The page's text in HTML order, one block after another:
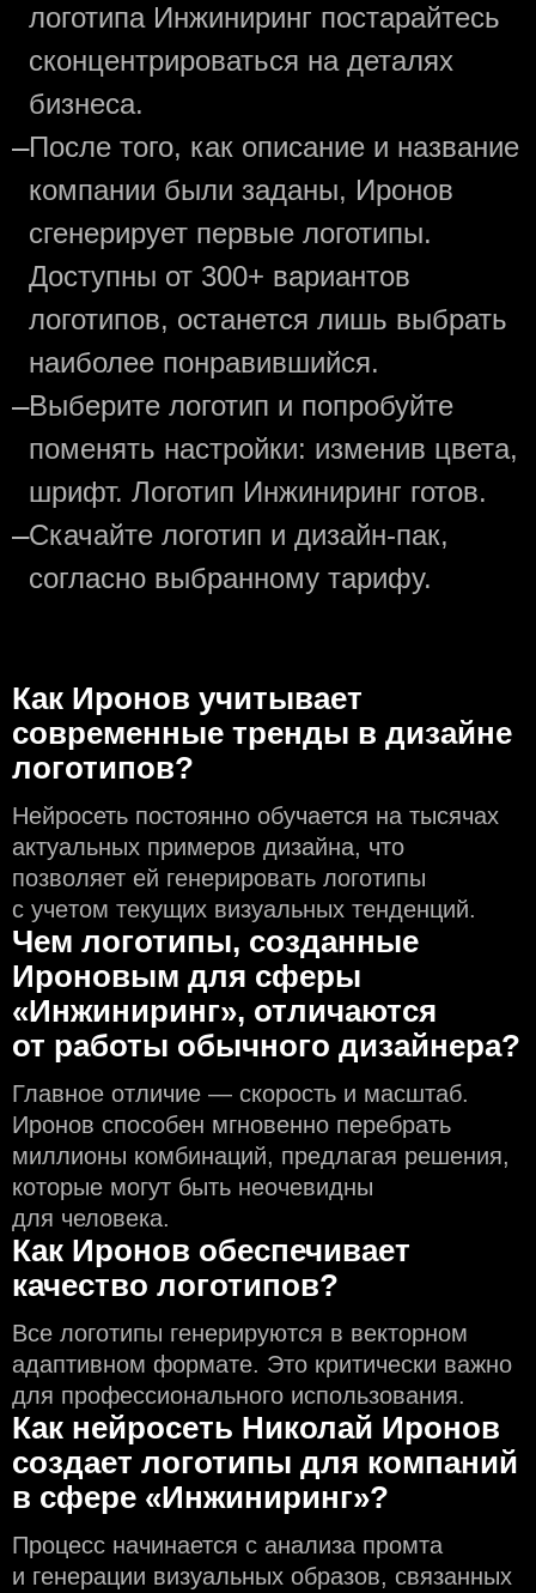
логотипа Инжиниринг постарайтесь
сконцентрироваться на деталях
бизнеса.
—После того, как описание и название
компании были заданы, Иронов
сгенерирует первые логотипы.
Доступны от 300+ вариантов
логотипов, останется лишь выбрать
наиболее понравившийся.
—Выберите логотип и попробуйте
поменять настройки: изменив цвета,
шрифт. Логотип Инжиниринг готов.
—Скачайте логотип и дизайн-пак,
согласно выбранному тарифу.
Как Иронов учитывает
современные тренды в дизайне
логотипов?
Нейросеть постоянно обучается на тысячах
актуальных примеров дизайна, что
позволяет ей генерировать логотипы
с учeтом текущих визуальных тенденций.
Чем логотипы, созданные
Ироновым для сферы
«Инжиниринг», отличаются
от работы обычного дизайнера?
Главное отличие — скорость и масштаб.
Иронов способен мгновенно перебрать
миллионы комбинаций, предлагая решения,
которые могут быть неочевидны
для человека.
Как Иронов обеспечивает
качество логотипов?
Все логотипы генерируются в векторном
адаптивном формате. Это критически важно
для профессионального использования.
Как нейросеть Николай Иронов
создаeт логотипы для компаний
в сфере «Инжиниринг»?
Процесс начинается с анализа промта
и генерации визуальных образов, связанных